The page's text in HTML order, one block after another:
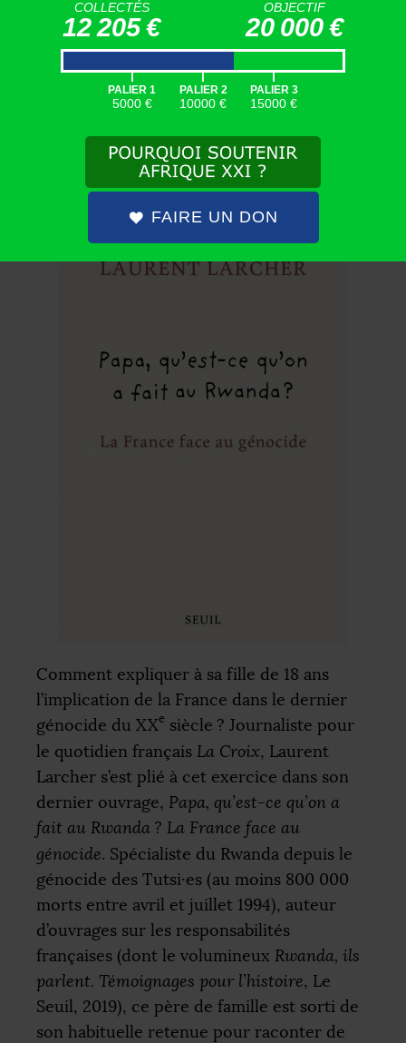
fondamentalement politiques.
_ _ _ _ _ _ _ _ _ _ _ _ _ _
FRANCE ET LEGÉNOCIDE DES TUTSI
PASSER DE LA COLÈRE À LA
DAGOGIE
Comment expliquer à sa fille de 18 ans
l’implication de la France dans le dernier
génocide du XXe siècle ? Journaliste pour
le quotidien français La Croix, Laurent
Larcher s’est plié à cet exercice dans son
dernier ouvrage, Papa, qu’est-ce qu’on a
fait au Rwanda ? La France face au
génocide. Spécialiste du Rwanda depuis le
génocide des Tutsi⸱es (au moins 800 000
morts entre avril et juillet 1994), auteur
d’ouvrages sur les responsabilités
françaises (dont le volumineux Rwanda, ils
parlent. Témoignages pour l’histoire, Le
Seuil, 2019), ce père de famille est sorti de
son habituelle retenue pour raconter de
COLLECTÉS
12 205 €
OBJECTIF
20 000 €
|
PALIER 1
5000 €
|
PALIER 2
10000 €
|
PALIER 3
15000 €
FAIRE UN DON